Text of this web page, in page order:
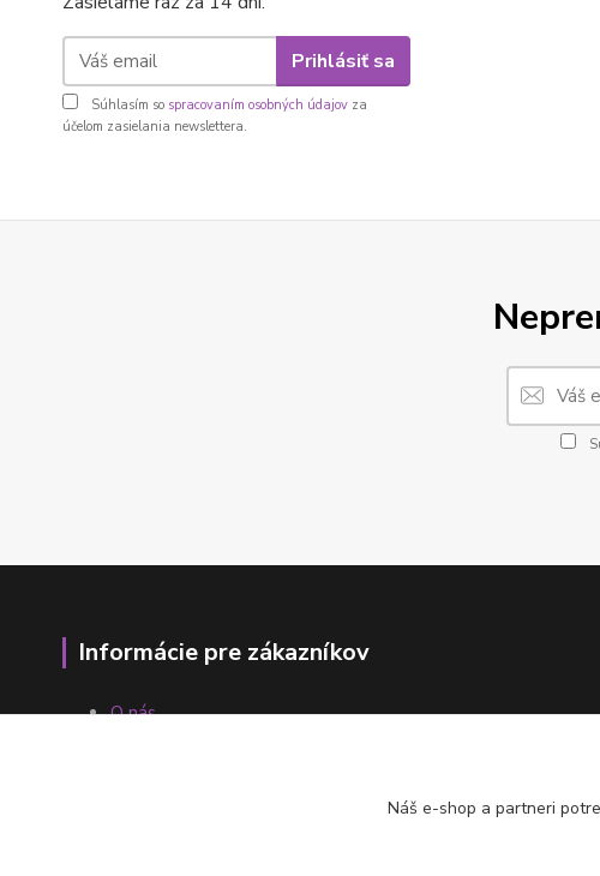
Prihlásiť sa
Súhlasím so spracovaním osobných údajov za
účelom zasielania newslettera.
Informácie pre zákazníkov
O nás
Náš e-shop a partneri